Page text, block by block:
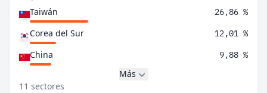
Taiwán
26,86 %
Corea del Sur 12,01 %
China 9,88 %
Más
11 sectores